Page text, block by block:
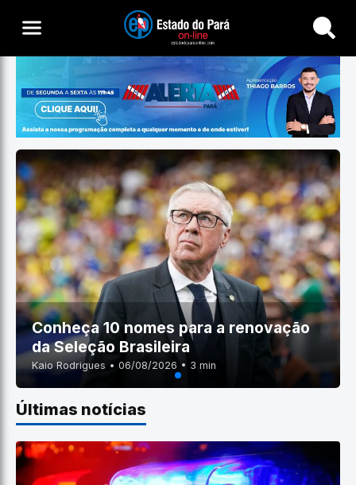
Buscar
Conheça 10 nomes para a renovação
da Seleção Brasileira
Kaio Rodrigues • 06/08/2026 • 3 min
Últimas notícias